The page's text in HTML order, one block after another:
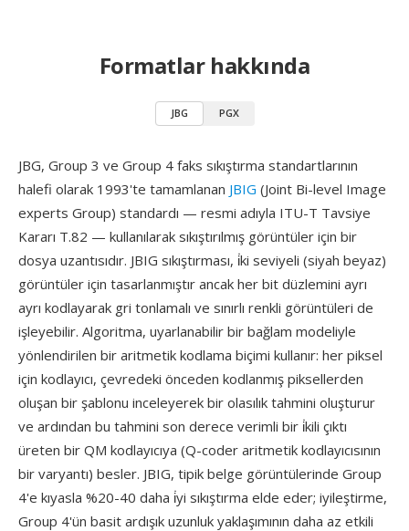
Formatlar hakkında
JBG PGX
JBG, Group 3 ve Group 4 faks sıkıştırma standartlarının
halefi olarak 1993'te tamamlanan JBIG (Joint Bi-level Image
experts Group) standardı — resmi adıyla ITU-T Tavsiye
Kararı T.82 — kullanılarak sıkıştırılmış görüntüler için bir
dosya uzantısıdır. JBIG sıkıştırması, i̇ki seviyeli (siyah beyaz)
görüntüler için tasarlanmıştır ancak her bit düzlemini ayrı
ayrı kodlayarak gri tonlamalı ve sınırlı renkli görüntüleri de
işleyebilir. Algoritma, uyarlanabilir bir bağlam modeliyle
yönlendirilen bir aritmetik kodlama biçimi kullanır: her piksel
için kodlayıcı, çevredeki önceden kodlanmış piksellerden
oluşan bir şablonu inceleyerek bir olasılık tahmini oluşturur
ve ardından bu tahmini son derece verimli bir i̇kili çıktı
üreten bir QM kodlayıcıya (Q-coder aritmetik kodlayıcısının
bir varyantı) besler. JBIG, tipik belge görüntülerinde Group
4'e kıyasla %20-40 daha i̇yi sıkıştırma elde eder; iyileştirme,
Group 4'ün basit ardışık uzunluk yaklaşımının daha az etkili